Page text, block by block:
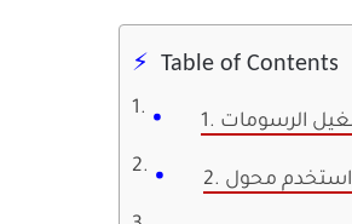
Table of Contents
الرسومات